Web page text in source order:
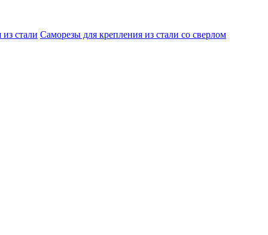
стали Саморезы для крепления из стали со сверлом